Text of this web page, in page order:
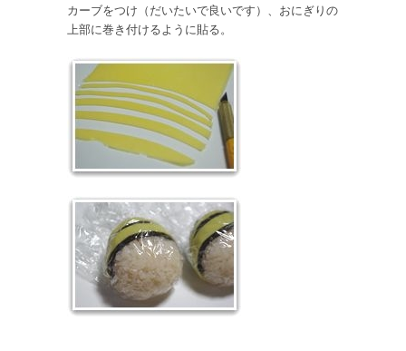
カーブをつけ（だいたいで良いです）、おにぎりの
上部に巻き付けるように貼る。